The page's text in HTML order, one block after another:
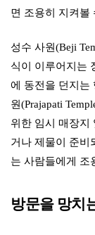
면 조용히 지켜볼
성수 사원(Beji
식이 이루어지는
에 동전을 던지는
원(Prajapati
위한 임시 매장지
거나 제물이 준비
는 사람들에게 조
방문을 망치